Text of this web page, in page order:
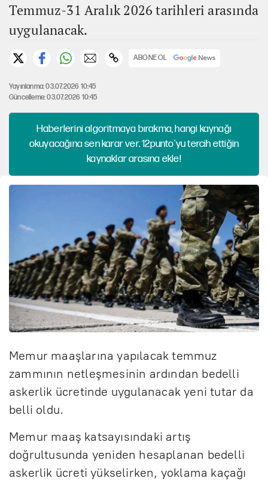
Temmuz-31 Aralık 2026 tarihleri arasında
uygulanacak.
ABONE OL
Yayınlanma: 03.07.2026 10:45
Güncelleme: 03.07.2026 10:45
Haberlerini algoritmaya bırakma, hangi kaynağı
okuyacağına sen karar ver. 12punto'yu tercih ettiğin
kaynaklar arasına ekle!
Memur maaşlarına yapılacak temmuz
zammının netleşmesinin ardından bedelli
askerlik ücretinde uygulanacak yeni tutar da
belli oldu.
Memur maaş katsayısındaki artış
doğrultusunda yeniden hesaplanan bedelli
askerlik ücreti yükselirken, yoklama kaçağı